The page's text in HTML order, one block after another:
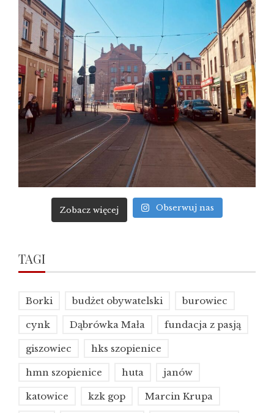
Zobacz więcej Obserwuj nas
TAGI
Borki budżet obywatelski burowiec
cynk Dąbrówka Mała fundacja z pasją
giszowiec hks szopienice
hmn szopienice huta janów
katowice kzk gop Marcin Krupa